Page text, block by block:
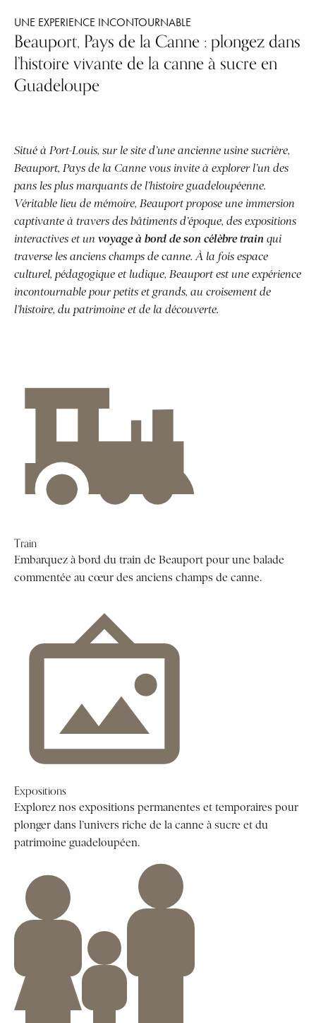
UNE EXPERIENCE INCONTOURNABLE
Beauport, Pays de la Canne : plongez dans
l’histoire vivante de la canne à sucre en
Guadeloupe
Situé à Port-Louis, sur le site d’une ancienne usine sucrière,
Beauport, Pays de la Canne vous invite à explorer l’un des
pans les plus marquants de l’histoire guadeloupéenne.
Véritable lieu de mémoire, Beauport propose une immersion
captivante à travers des bâtiments d’époque, des expositions
interactives et un voyage à bord de son célèbre train qui
traverse les anciens champs de canne. À la fois espace
culturel, pédagogique et ludique, Beauport est une expérience
incontournable pour petits et grands, au croisement de
l’histoire, du patrimoine et de la découverte.
Train
Embarquez à bord du train de Beauport pour une balade
commentée au cœur des anciens champs de canne.
Expositions
Explorez nos expositions permanentes et temporaires pour
plonger dans l’univers riche de la canne à sucre et du
patrimoine guadeloupéen.